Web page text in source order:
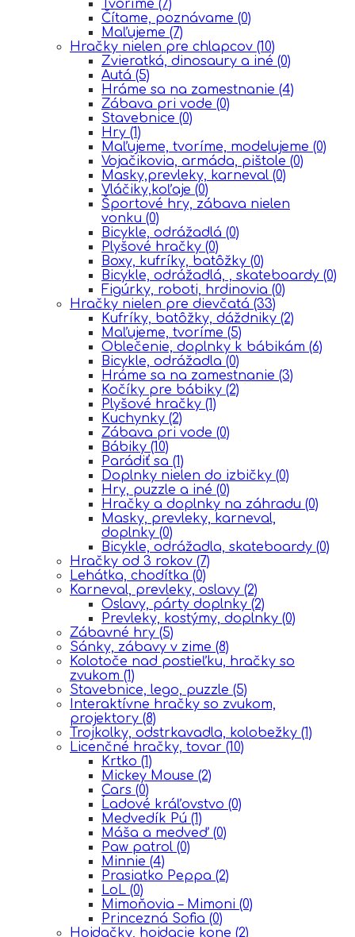
Tvoríme (7)
Čítame, poznávame (0)
Maľujeme (7)
Hračky nielen pre chlapcov (10)
Zvieratká, dinosaury a iné (0)
Autá (5)
Hráme sa na zamestnanie (4)
Zábava pri vode (0)
Stavebnice (0)
Hry (1)
Maľujeme, tvoríme, modelujeme (0)
Vojačikovia, armáda, pištole (0)
Masky,prevleky, karneval (0)
Vláčiky,koľaje (0)
Športové hry, zábava nielen
vonku (0)
Bicykle, odrážadlá (0)
Plyšové hračky (0)
Boxy, kufríky, batôžky (0)
Bicykle, odrážadlá, , skateboardy (0)
Figúrky, roboti, hrdinovia (0)
Hračky nielen pre dievčatá (33)
Kufríky, batôžky, dáždniky (2)
Maľujeme, tvoríme (5)
Oblečenie, doplnky k bábikám (6)
Bicykle, odrážadla (0)
Hráme sa na zamestnanie (3)
Kočíky pre bábiky (2)
Plyšové hračky (1)
Kuchynky (2)
Zábava pri vode (0)
Bábiky (10)
Parádiť sa (1)
Doplnky nielen do izbičky (0)
Hry, puzzle a iné (0)
Hračky a doplnky na záhradu (0)
Masky, prevleky, karneval,
doplnky (0)
Bicykle, odrážadla, skateboardy (0)
Hračky od 3 rokov (7)
Lehátka, chodítka (0)
Karneval, prevleky, oslavy (2)
Oslavy, párty doplnky (2)
Prevleky, kostýmy, doplnky (0)
Zábavné hry (5)
Sánky, zábavy v zime (8)
Kolotoče nad postieľku, hračky so
zvukom (1)
Stavebnice, lego, puzzle (5)
Interaktívne hračky so zvukom,
projektory (8)
Trojkolky, odstrkavadla, kolobežky (1)
Licenčné hračky, tovar (10)
Krtko (1)
Mickey Mouse (2)
Cars (0)
Ĺadové kráľovstvo (0)
Medvedík Pú (1)
Máša a medveď (0)
Paw patrol (0)
Minnie (4)
Prasiatko Peppa (2)
LoL (0)
Mimoňovia – Mimoni (0)
Princezná Sofia (0)
Hojdačky, hojdacie kone (2)